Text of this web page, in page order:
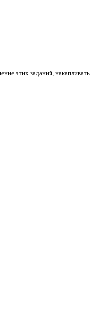
этих заданий, накапливать